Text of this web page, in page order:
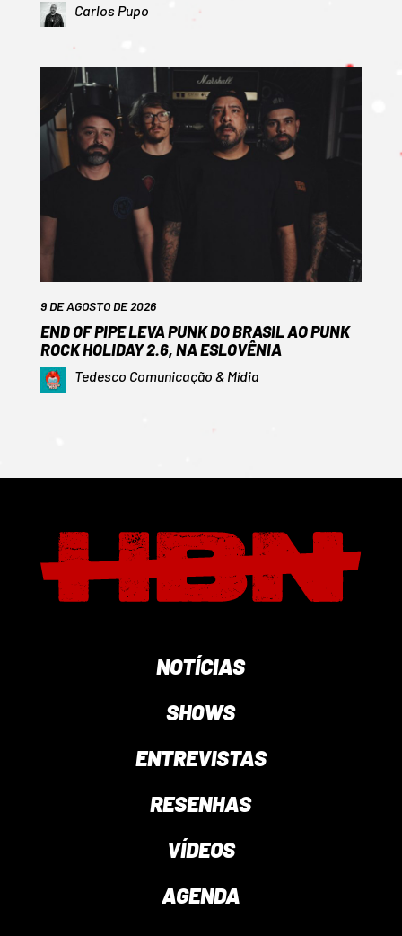
Carlos Pupo
9 DE AGOSTO DE 2026
END OF PIPE LEVA PUNK DO BRASIL AO PUNK
ROCK HOLIDAY 2.6, NA ESLOVÊNIA
Tedesco Comunicação & Mídia
NOTÍCIAS
SHOWS
ENTREVISTAS
RESENHAS
VÍDEOS
AGENDA